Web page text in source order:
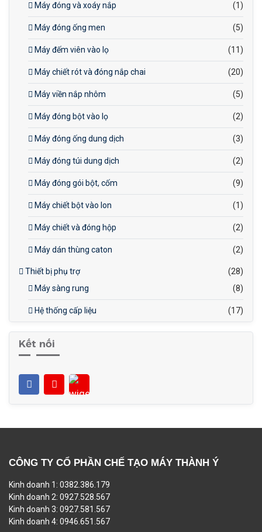
Máy đóng và xoáy nắp (1)
Máy đóng ống men (5)
Máy đếm viên vào lọ (11)
Máy chiết rót và đóng nắp chai (20)
Máy viền nắp nhôm (5)
Máy đóng bột vào lọ (2)
Máy đóng ống dung dịch (3)
Máy đóng túi dung dịch (2)
Máy đóng gói bột, cốm (9)
Máy chiết bột vào lon (1)
Máy chiết và đóng hộp (2)
Máy dán thùng caton (2)
Thiết bị phụ trợ
(28)
Máy sàng rung
(8)
Hệ thống cấp liệu (17)
Kết nối
CÔNG TY CỔ PHẦN CHẾ TẠO MÁY THÀNH Ý
Kinh doanh 1: 0382.386.179
Kinh doanh 2: 0927.528.567
Kinh doanh 3: 0927.581.567
Kinh doanh 4: 0946.651.567